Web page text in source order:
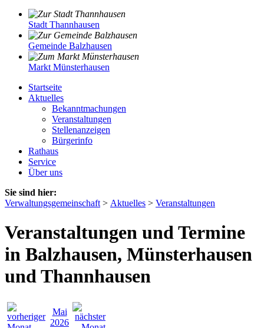
Stadt Thannhausen
Gemeinde Balzhausen
Markt Münsterhausen
Startseite
Aktuelles
Bekanntmachungen
Veranstaltungen
Stellenanzeigen
Bürgerinfo
Rathaus
Service
Über uns
Sie sind hier:
Verwaltungsgemeinschaft > Aktuelles > Veranstaltungen
Veranstaltungen und Termine
in Balzhausen, Münsterhausen
und Thannhausen
Mai
2026